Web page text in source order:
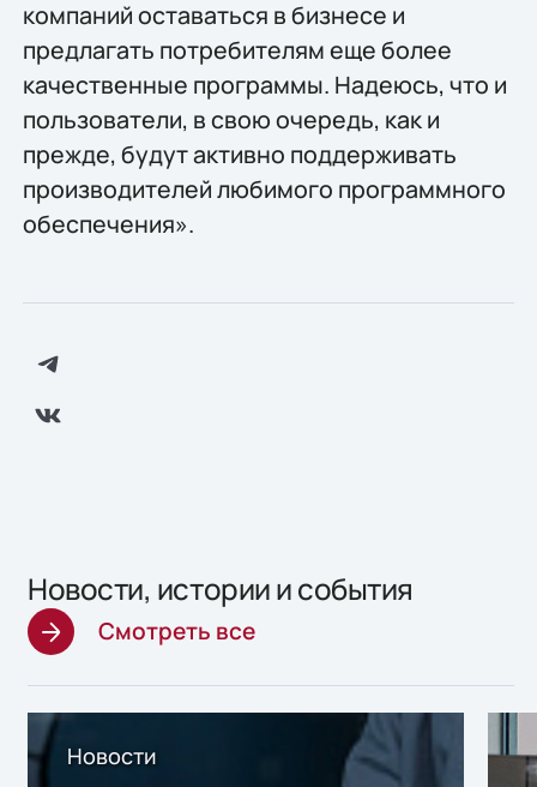
компаний оставаться в бизнесе и
предлагать потребителям еще более
качественные программы. Надеюсь, что и
пользователи, в свою очередь, как и
прежде, будут активно поддерживать
производителей любимого программного
обеспечения».
Новости, истории и события
Смотреть все
Новости